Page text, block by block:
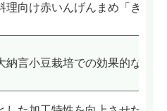
理向け赤いんげんまめ「きた
納言小豆栽培での効果的な排